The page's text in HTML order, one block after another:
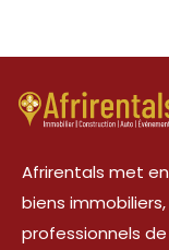
Afrirentals met
biens
professionnels